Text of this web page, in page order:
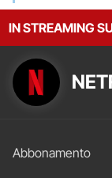
IN STREAMING